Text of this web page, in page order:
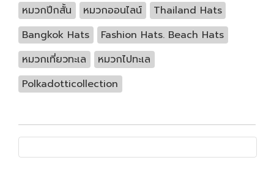
หมวกปีกสั้น
หมวกออนไลน์
Thailand Hats
Bangkok Hats
Fashion Hats. Beach Hats
หมวกเที่ยวทะเล
หมวกไปทะเล
Polkadotticollection